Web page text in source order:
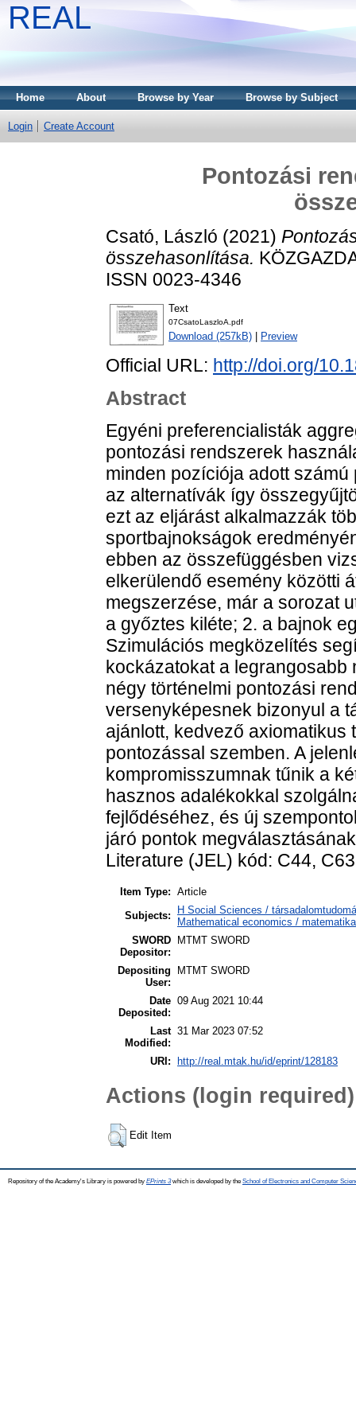
REAL
Home About Browse by Year Browse by Subject
Login Create Account
Pontozási
Csató, László (2021)
összehasonlítása.
ISSN 0023-4346
Text
07CsatoLaszloA.pdf
Download (257kB) Preview
Official URL: http://doi.org/
Abstract
Egyéni preferencialisták
pontozási rendszerek
minden pozíciója adott
az alternatívák így
ezt az eljárást alkalmazzák
sportbajnokságok
ebben az összefüggésben
elkerülendő esemény közötti
megszerzése, már a sorozat
a győztes kiléte; 2. a bajnok
Szimulációs megközelítés
kockázatokat a legrangosabb
négy történelmi pontozási
versenyképesnek bizonyul a
ajánlott, kedvező
pontozással szemben. A
kompromisszumnak tűnik a
hasznos adalékokkal
fejlődéséhez, és új
járó pontok
Literature (JEL) kód: C44,
Item Type: Article
Subjects:
H Social Sciences /
Mathematical economics /
SWORD
Depositor:
MTMT SWORD
Depositing
User:
MTMT SWORD
Date
Deposited:
09 Aug 2021 10:44
Last
Modified:
31 Mar 2023 07:52
URI: http://real.mtak.hu/id/eprint/128183
Actions (login required)
Edit Item
Repository of the Academy's Library is powered by EPrints 3which is developed by the School of Electronics and Computer